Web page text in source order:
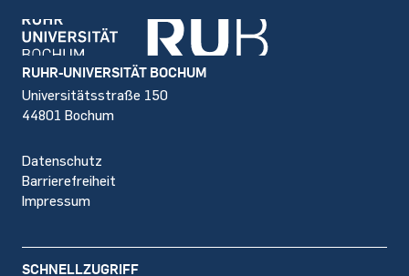
Footer
RUHR-UNIVERSITÄT BOCHUM
Universitätsstraße 150
44801 Bochum
Datenschutz
Barrierefreiheit
Impressum
SCHNELLZUGRIFF